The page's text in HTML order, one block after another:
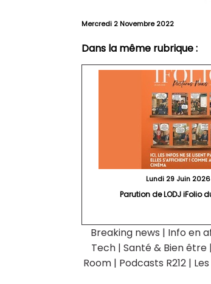
Mercredi 2 Novembre 2022
Dans la même rubrique :
Lundi 29 Juin 2026
Parution de LODJ iFolio
Breaking news | Info en
Tech | Santé & Bien être |
Room | Podcasts R212 |